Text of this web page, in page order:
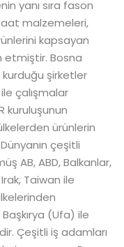
yanı sıra fason
malzemeleri,
kapsayan
etmiştir. Bosna
kurduğu şirketler
çalışmalar
kuruluşunun
ürünlerin
çeşitli
AB, ABD, Balkanlar,
Taiwan ile
(Ufa) ile
Çeşitli iş adamları